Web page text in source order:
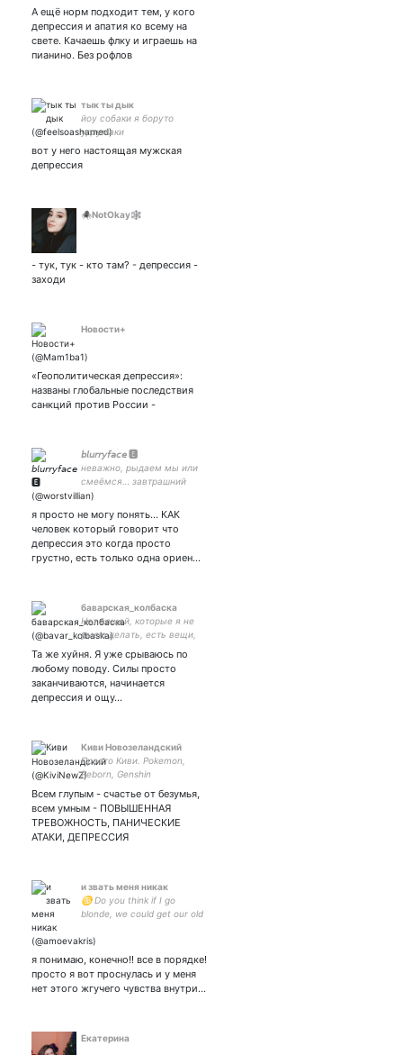
А ещё норм подходит тем, у кого
депрессия и апатия ко всему на
свете. Качаешь флку и играешь на
пианино. Без рофлов
тык ты дык
йоу собаки я боруто
удзумаки
вот у него настоящая мужская
депрессия
🕷️NotOkay🕸️
- тук, тук - кто там? - депрессия -
заходи
Новости+
«Геополитическая депрессия»:
названы глобальные последствия
санкций против России -
𝘣𝘭𝘶𝘳𝘳𝘺𝘧𝘢𝘤𝘦 🅴
неважно, рыдаем мы или
смеёмся… завтрашний
день всё равно наступит…
тога химико.
я просто не могу понять… КАК
человек который говорит что
депрессия это когда просто
грустно, есть только одна ориен…
баварская_колбаска
Нет вещей, которые я не
умею делать, есть вещи,
пробовал 🙃
Та же хуйня. Я уже срываюсь по
любому поводу. Силы просто
заканчиваются, начинается
депрессия и ощу…
Киви Новозеландский
Просто Киви. Pokemon,
Reborn, Genshin
Всем глупым - счастье от безумья,
всем умным - ПОВЫШЕННАЯ
ТРЕВОЖНОСТЬ, ПАНИЧЕСКИЕ
АТАКИ, ДЕПРЕССИЯ
и звать меня никак
♋ Do you think if I go
blonde, we could get our old
я понимаю, конечно!! все в порядке!
просто я вот проснулась и у меня
нет этого жгучего чувства внутри…
Екатерина